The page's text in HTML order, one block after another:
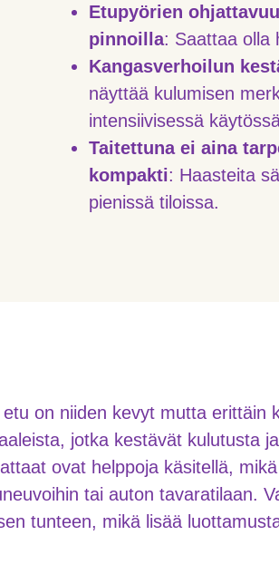
Etupyörien
pinnoilla: Saattaa olla
Kangasverhoilun
näyttää kulumisen
intensiivisessä
Taitettuna ei aina
kompakti: Haasteita
pienissä tiloissa.
on niiden kevyt mutta erittäin
jotka kestävät kulutusta
ovat helppoja käsitellä,
tai auton tavaratilaan.
tunteen, mikä lisää